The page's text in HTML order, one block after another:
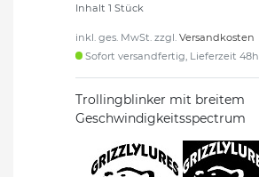
Inhalt 1 Stück
inkl. ges. MwSt. zzgl. Versandkosten
Sofort versandfertig, Lieferzeit 48h
Trollingblinker mit breitem
Geschwindigkeitsspectrum